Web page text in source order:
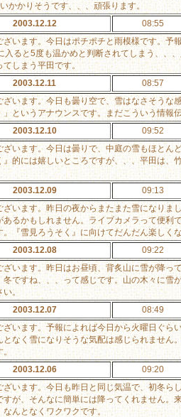
かかりそうです、、、頑張ります。
2003.12.12
08:55
ざいます。今日はポチポチと雨模様です。予
入ると5度も温かめと判断されてしまう、、
てしまう平田です。
2003.12.11
08:57
ざいます。今日も曇り空で、雪はなさそうな
」というアナウンスです。まだこういう情報
2003.12.10
09:52
ざいます。今日は曇りで、中庭の雪もほとん
』的には嬉しいところですが、、、平田は、
2003.12.09
09:13
ざいます。昨日の夜からまたまた雪になりま
あるかもしれません。ライブカメラって便利
。『雪見ろうそく』に向けてだんだん楽しく
2003.12.08
09:22
ざいます。昨日はお昼頃、背炙山に雪が降っ
冬ですね、、、って感じです。山の木々に雪
。
2003.12.07
08:49
ざいます。予報によれば今日から火曜日ぐら
となく雪になりそうな気配は感じられませ
2003.12.06
09:20
ざいます。今日も昨日と同じ気温で、初冬ら
すが、そんなに簡単には降ってくれません。
なんとなくワクワクです。